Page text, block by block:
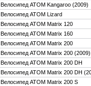
Велосипед ATOM Kangaroo (2009)
Велосипед ATOM Lizard
Велосипед ATOM Matrix 120
Велосипед ATOM Matrix 160
Велосипед ATOM Matrix 200
Велосипед ATOM Matrix 200 (2009)
Велосипед ATOM Matrix 200 DH
Велосипед ATOM Matrix 200 DH
Велосипед ATOM Matrix 200 S